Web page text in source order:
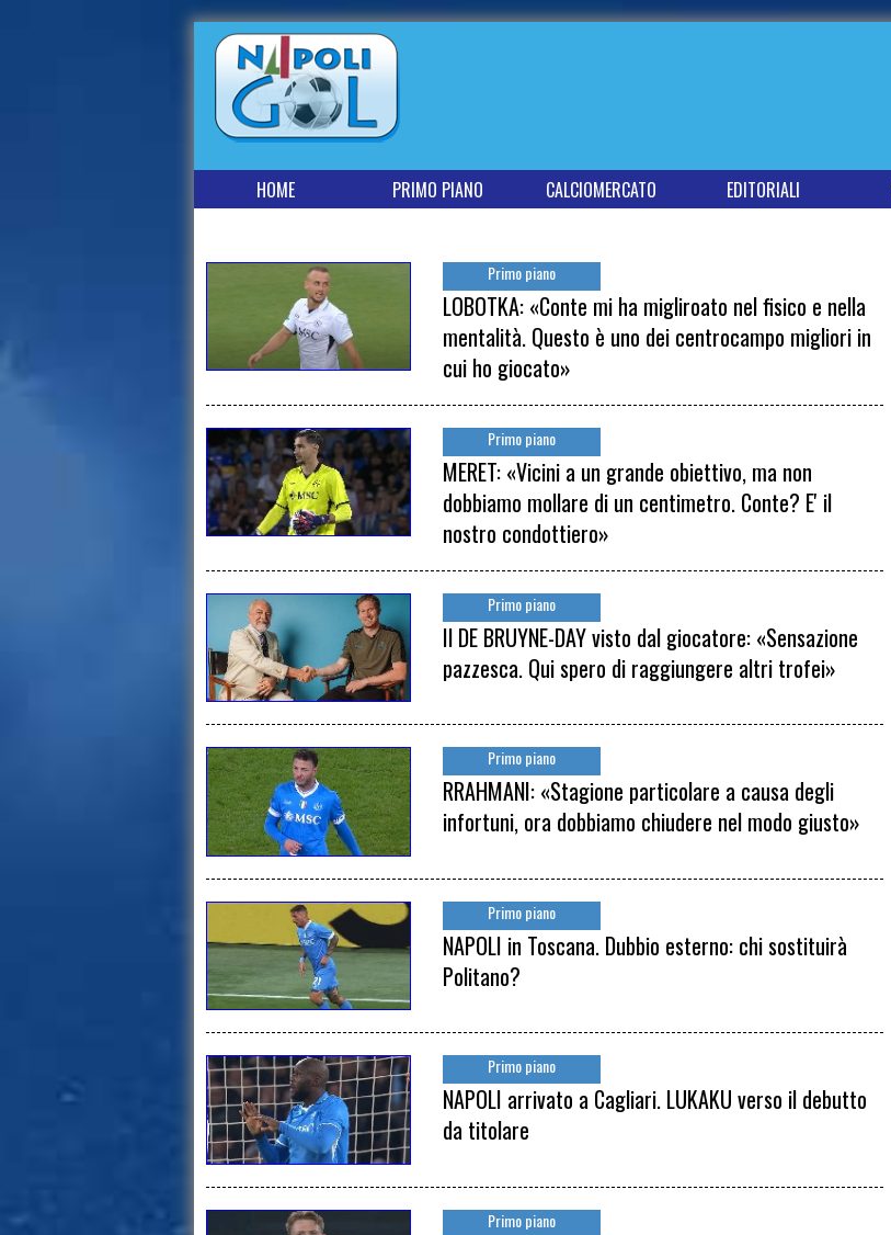
HOME PRIMO PIANO CALCIOMERCATO EDITORIALI
Primo piano
LOBOTKA: «Conte mi ha migliroato nel fisico e nella
mentalità. Questo è uno dei centrocampo migliori in
cui ho giocato»
Primo piano
MERET: «Vicini a un grande obiettivo, ma non
dobbiamo mollare di un centimetro. Conte? E' il
nostro condottiero»
Primo piano
Il DE BRUYNE-DAY visto dal giocatore: «Sensazione
pazzesca. Qui spero di raggiungere altri trofei»
Primo piano
RRAHMANI: «Stagione particolare a causa degli
infortuni, ora dobbiamo chiudere nel modo giusto»
Primo piano
NAPOLI in Toscana. Dubbio esterno: chi sostituirà
Politano?
Primo piano
NAPOLI arrivato a Cagliari. LUKAKU verso il debutto
da titolare
Primo piano